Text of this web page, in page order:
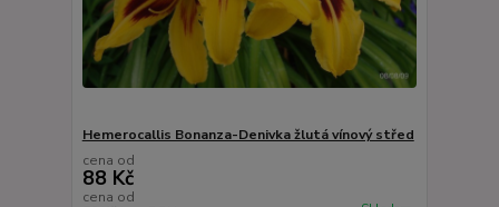
Hemerocallis Bonanza-Denivka žlutá vínový střed
cena od
88 Kč
cena od